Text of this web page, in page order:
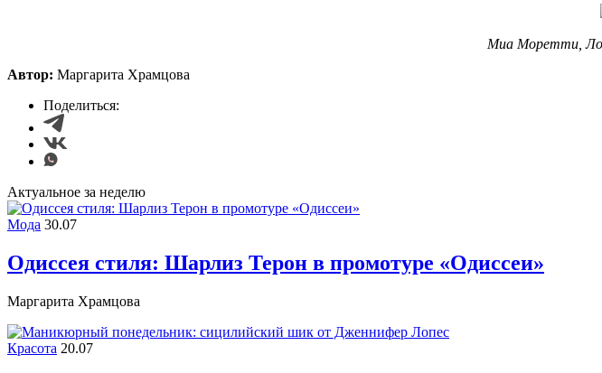
Миа Моретти,
Автор: Маргарита Храмцова
Поделиться:
Актуальное за неделю
Мода 30.07
Одиссея стиля: Шарлиз Терон в промотуре «Одиссеи»
Маргарита Храмцова
Красота 20.07